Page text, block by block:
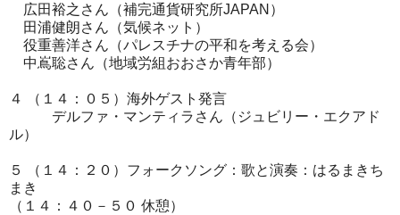
広田裕之さん（補完通貨研究所JAPAN）
田浦健朗さん（気候ネット）
役重善洋さん（パレスチナの平和を考える会）
中嶌聡さん（地域労組おおさか青年部）
４ （１４：０５）海外ゲスト発言
デルファ・マンティラさん（ジュビリー・エクアド
ル）
５ （１４：２０）フォークソング：歌と演奏：はるまきち
まき
（１４：４０－５０ 休憩）